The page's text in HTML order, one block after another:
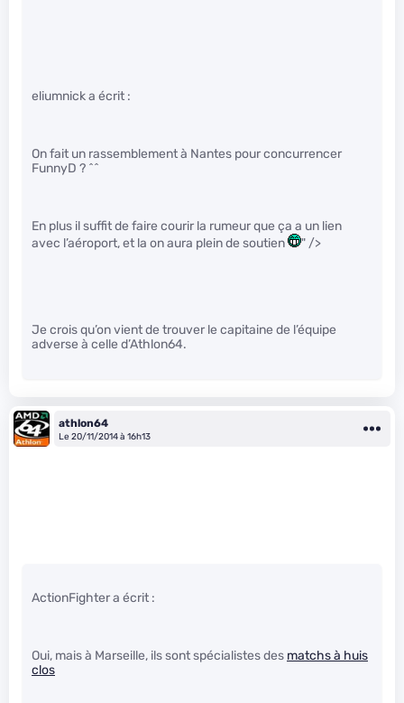
eliumnick a écrit :
On fait un rassemblement à Nantes pour concurrencer
FunnyD ? ^^
En plus il suffit de faire courir la rumeur que ça a un lien
avec l’aéroport, et la on aura plein de soutien
" />
Je crois qu’on vient de trouver le capitaine de l’équipe
adverse à celle d’Athlon64.
athlon64
Le 20/11/2014 à 16h13
ActionFighter a écrit :
Oui, mais à Marseille, ils sont spécialistes des matchs à huis
clos